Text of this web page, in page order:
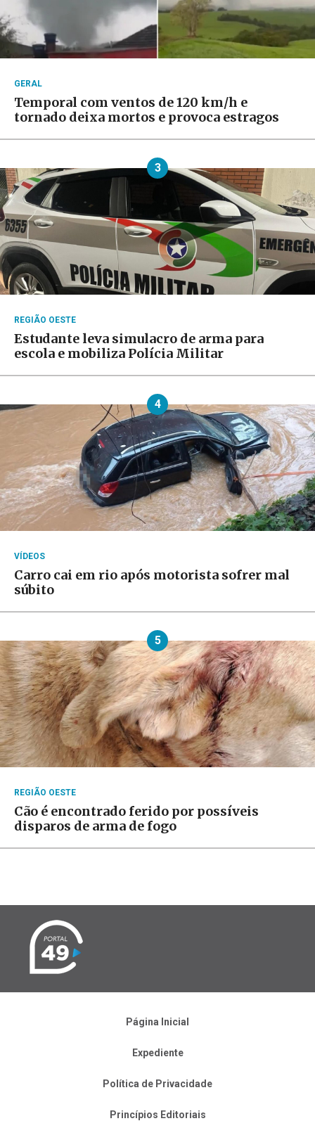
GERAL
Temporal com ventos de 120 km/h e
tornado deixa mortos e provoca estragos
3
REGIÃO OESTE
Estudante leva simulacro de arma para
escola e mobiliza Polícia Militar
4
VÍDEOS
Carro cai em rio após motorista sofrer mal
súbito
5
REGIÃO OESTE
Cão é encontrado ferido por possíveis
disparos de arma de fogo
Página Inicial
Expediente
Política de Privacidade
Princípios Editoriais